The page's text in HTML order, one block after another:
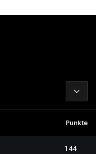
Punkte
144